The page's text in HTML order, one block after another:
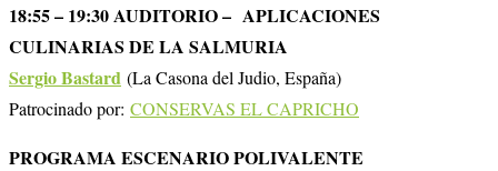
18:55 – 19:30 AUDITORIO – APLICACIONES
CULINARIAS DE LA SALMURIA
Sergio Bastard (La Casona del Judio, España)
Patrocinado por: CONSERVAS EL CAPRICHO
PROGRAMA ESCENARIO POLIVALENTE